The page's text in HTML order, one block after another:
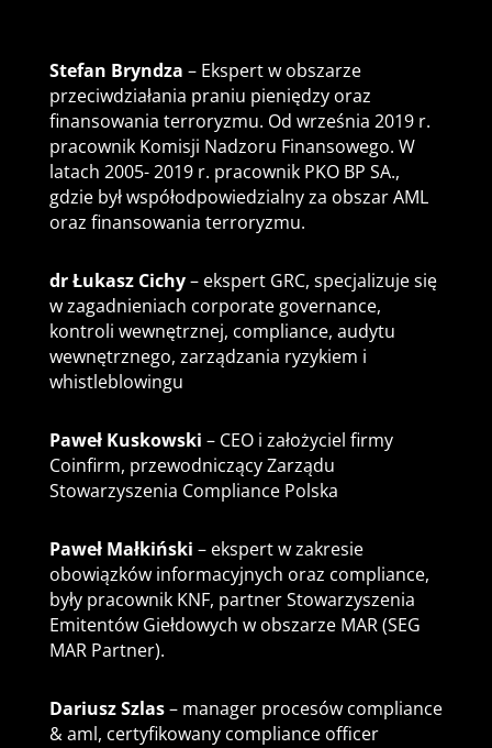
Stefan Bryndza – Ekspert w obszarze
przeciwdziałania praniu pieniędzy oraz
finansowania terroryzmu. Od września 2019 r.
pracownik Komisji Nadzoru Finansowego. W
latach 2005- 2019 r. pracownik PKO BP SA.,
gdzie był współodpowiedzialny za obszar AML
oraz finansowania terroryzmu.
dr Łukasz Cichy– ekspert GRC, specjalizuje się
w zagadnieniach corporate governance,
kontroli wewnętrznej, compliance, audytu
wewnętrznego, zarządzania ryzykiem i
whistleblowingu
Paweł Kuskowski – CEO i założyciel firmy
Coinfirm, przewodniczący Zarządu
Stowarzyszenia Compliance Polska
Paweł Małkiński – ekspert w zakresie
obowiązków informacyjnych oraz compliance,
były pracownik KNF, partner Stowarzyszenia
Emitentów Giełdowych w obszarze MAR (SEG
MAR Partner).
Dariusz Szlas– manager procesów compliance
& aml, certyfikowany compliance officer